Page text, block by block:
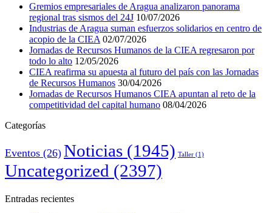
Gremios empresariales de Aragua analizaron panorama
regional tras sismos del 24J 10/07/2026
Industrias de Aragua suman esfuerzos solidarios en centro de
acopio de la CIEA 02/07/2026
Jornadas de Recursos Humanos de la CIEA regresaron por
todo lo alto 12/05/2026
CIEA reafirma su apuesta al futuro del país con las Jornadas
de Recursos Humanos 30/04/2026
Jornadas de Recursos Humanos CIEA apuntan al reto de la
competitividad del capital humano 08/04/2026
Categorías
Eventos (26) Noticias (1945) Taller (1)
Uncategorized (2397)
Entradas recientes